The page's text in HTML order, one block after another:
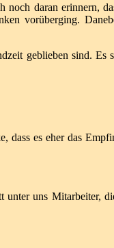
daran erinnern,
vorüberging.
geblieben sind. Es
dass es eher das
unter uns Mitarbeiter,